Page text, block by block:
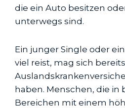
die ein Auto besitzen
unterwegs sind.
Ein junger Single oder
viel reist, mag sich
haben. Menschen, die in
Bereichen mit einem